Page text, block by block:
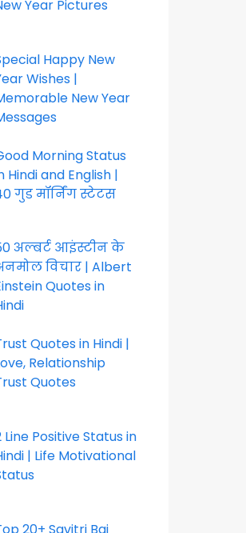
Year Pictures
Happy New
Wishes |
New Year
Morning Status
Hindi and English |
गुड मॉर्निंग स्टेटस
अल्बर्ट आइंस्टीन के
विचार | Albert
Quotes in
Quotes in Hindi |
Relationship
Quotes
Line Positive Status in
| Life Motivational